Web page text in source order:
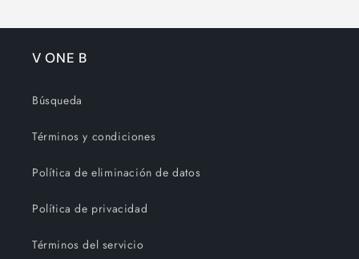
V ONE B
Búsqueda
Términos y condiciones
Política de eliminación de datos
Política de privacidad
Términos del servicio